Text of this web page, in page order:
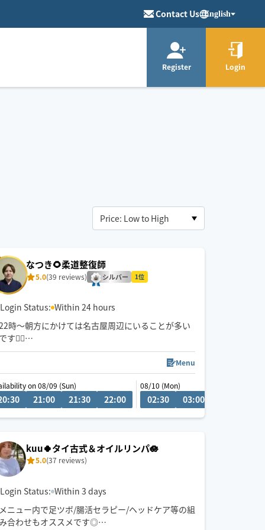
Contact Us English
Register Login
22:30 23:00 23:30
08/10 (Mon)
00:00 00:30
なつき🌻柔道整復師
5.0(39 reviews) シルバー 1位
Login Status: Within 24 hours
時〜朝方にかけては名古屋周辺にいることが多い
です💆‍♂️
💬シフト外の日時やメニューのご相談はチャットに
お問い合わせください。
整可能な際は出来る限り対応させていただきます
他店舗での勤務もあり、施術中は返信や承諾が遅
なりますのでご了承ください🙇
Menu
on 08/09 (Sun)
21:00 21:30 22:00
08/10 (Mon)
02:30 03:00
kuu🍀タイ古式＆オイルリンパ🪷
5.0(37 reviews)
Login Status: Within 3 days
メニュー内で足ツボ/腸活セラピー/ヘッドケア等の組
み合わせもオススメです◎